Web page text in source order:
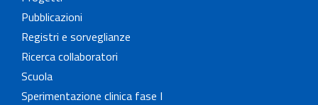
Pubblicazioni
Registri e sorveglianze
Ricerca collaboratori
Scuola
Sperimentazione clinica fase I